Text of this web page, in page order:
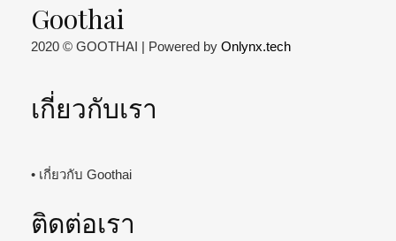
Goothai
2020 © GOOTHAI | Powered by Onlynx.tech
เกี่ยวกับเรา
• เกี่ยวกับ Goothai
ติดต่อเรา